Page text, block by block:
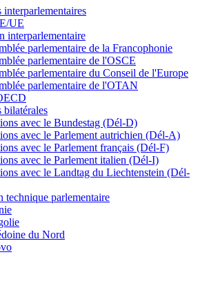
interparlementaires
UE
interparlementaire
parlementaire de la Francophonie
parlementaire de l'OSCE
parlementaire du Conseil de l'Europe
parlementaire de l'OTAN
bilatérales
avec le Bundestag (Dél-D)
avec le Parlement autrichien (Dél-A)
avec le Parlement français (Dél-F)
avec le Parlement italien (Dél-I)
avec le Landtag du Liechtenstein (Dél-
technique parlementaire
du Nord